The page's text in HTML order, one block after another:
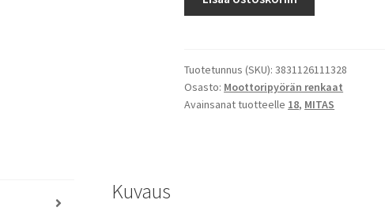
18
52S
XL
Tuotetunnus (SKU):3831126111328
Osasto: Moottoripyörän renkaat
Avainsanat tuotteelle 18, MITAS
Kuvaus